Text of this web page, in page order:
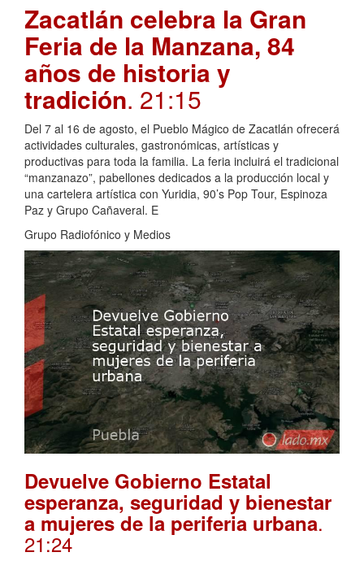
Zacatlán celebra la Gran
Feria de la Manzana, 84
años de historia y
tradición. 21:15
Del 7 al 16 de agosto, el Pueblo Mágico de Zacatlán ofrecerá
actividades culturales, gastronómicas, artísticas y
productivas para toda la familia. La feria incluirá el tradicional
“manzanazo”, pabellones dedicados a la producción local y
una cartelera artística con Yuridia, 90’s Pop Tour, Espinoza
Paz y Grupo Cañaveral. E
Grupo Radiofónico y Medios
Devuelve Gobierno Estatal
esperanza, seguridad y bienestar
a mujeres de la periferia urbana.
21:24